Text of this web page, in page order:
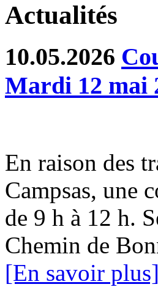
Actualités
10.05.2026
Mardi 12 mai
En raison des
Campsas, une
de 9 h à 12 h.
Chemin de
[En savoir plus]